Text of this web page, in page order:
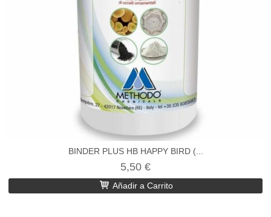
BINDER PLUS HB HAPPY BIRD (...
5,50 €
Añadir a Carrito